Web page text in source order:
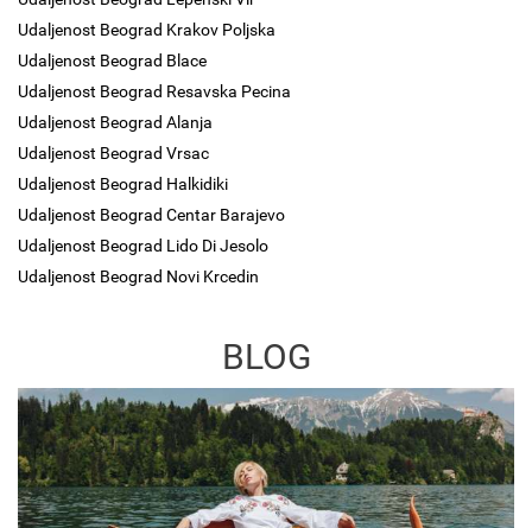
Udaljenost Beograd Krakov Poljska
Udaljenost Beograd Blace
Udaljenost Beograd Resavska Pecina
Udaljenost Beograd Alanja
Udaljenost Beograd Vrsac
Udaljenost Beograd Halkidiki
Udaljenost Beograd Centar Barajevo
Udaljenost Beograd Lido Di Jesolo
Udaljenost Beograd Novi Krcedin
BLOG